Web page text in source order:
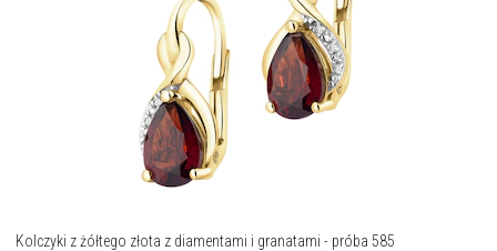
Kolczyki z żółtego złota z diamentami i granatami - próba 585